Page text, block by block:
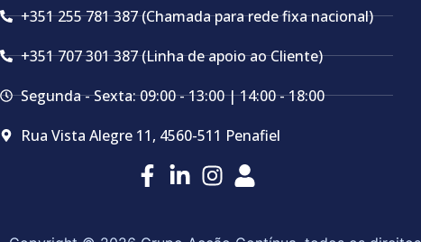
+351 255 781 387 (Chamada para rede fixa nacional)
+351 707 301 387 (Linha de apoio ao Cliente)
Segunda - Sexta: 09:00 - 13:00 | 14:00 - 18:00
Rua Vista Alegre 11, 4560-511 Penafiel